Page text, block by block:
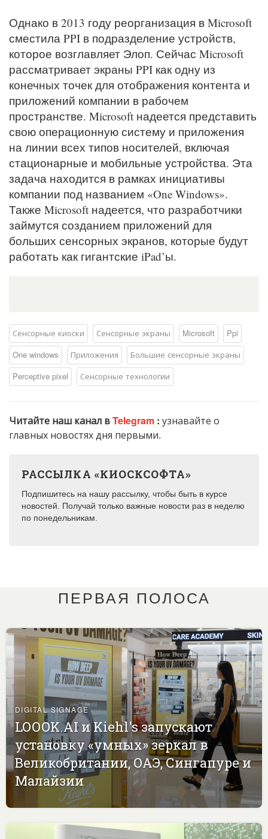
Однако в 2013 году реорганизация в Microsoft
сместила PPI в подразделение устройств,
которое возглавляет Элоп. Сейчас Microsoft
рассматривает экраны PPI как одну из
конечных точек для отображения контента и
приложений компании в рабочем
пространстве. Microsoft надеется представить
свою операционную систему и приложения
на линии всех типов носителей, включая
стационарные и мобильные устройства. Эта
задача находится в рамках инициативы
компании под названием «One Windows».
Также Microsoft надеется, что разработчики
займутся созданием приложений для
больших сенсорных экранов, которые будут
работать как гигантские iPad’ы.
Сенсорные киоски Сенсорные экраны Microsoft
Ppi
One windows
Приложения
Большие сенсорные экраны
Perceptive pixel
Сенсорные технологии
Читайте наш канал вTelegram : узнавайте о
главных новостях дня первыми.
РАССЫЛКА «КИОСКСОФТА»
Подпишитесь на нашу рассылку, чтобы быть в курсе
новостей. Получай только важные новости раз в неделю
по понедельникам.
ПЕРВАЯ ПОЛОСА
DIGITAL SIGNAGE
LOOOK.AI и Kiehl's запускают
установку «умных» зеркал в
Великобритании, ОАЭ, Сингапуре и
Малайзии